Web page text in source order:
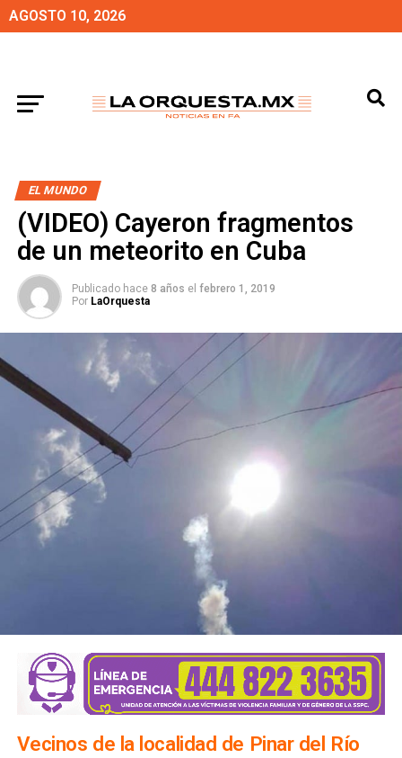
AGOSTO 10, 2026
EL MUNDO
(VIDEO) Cayeron fragmentos
de un meteorito en Cuba
Publicado hace 8 años el febrero 1, 2019
Por LaOrquesta
Vecinos de la localidad de Pinar del Río